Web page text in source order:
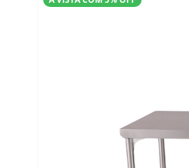
10